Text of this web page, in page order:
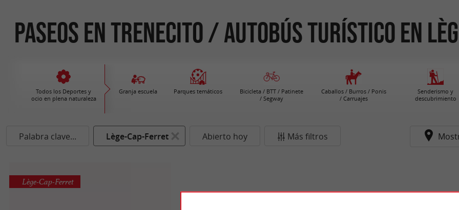
Paseos en trenecito / Autobús turístico en
Todos los Deportes y
ocio en plena naturaleza
Granja escuela Parques temáticos
Bicicleta / BTT / Patinete
/ Segway
Caballos / Burros / Ponis
/ Carruajes
Senderismo y
descubrimiento
Palabra clave... Lège-Cap-Ferret Abierto hoy Más filtros
Lège-Cap-Ferret